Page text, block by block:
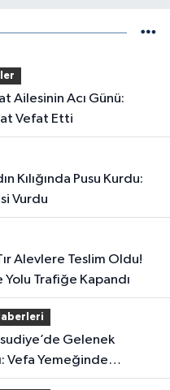
Vefat Etti
Vurdu
Trafiğe Kapandı
Vefa Yemeğinde